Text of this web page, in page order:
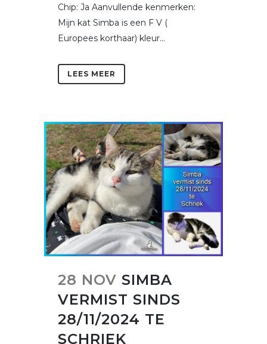
Chip: Ja Aanvullende kenmerken:
Mijn kat Simba is een F V (
Europees korthaar) kleur...
LEES MEER
28 NOV SIMBA
VERMIST SINDS
28/11/2024 TE
SCHRIEK